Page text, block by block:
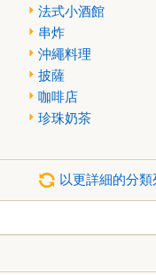
法式小酒館
串炸
沖繩料理
披薩
咖啡店
珍珠奶茶
以更詳細的分